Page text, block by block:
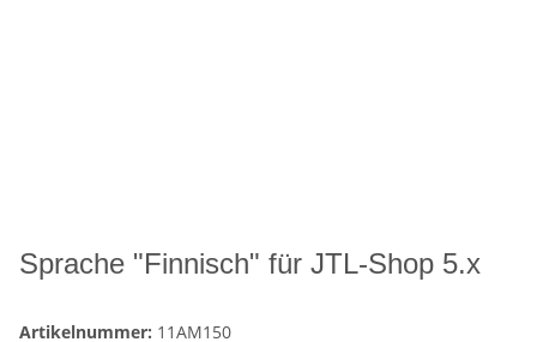
Sprache "Finnisch" für JTL-Shop 5.x
Artikelnummer: 11AM150